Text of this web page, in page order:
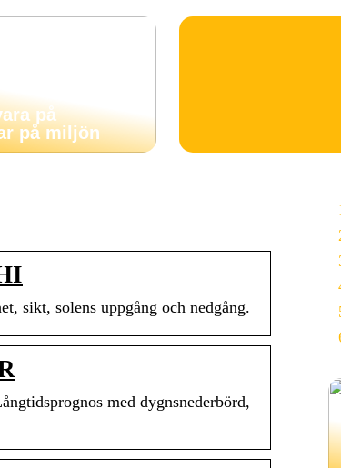
på
på miljön
sikt, solens uppgång och nedgång.
med dygnsnederbörd,